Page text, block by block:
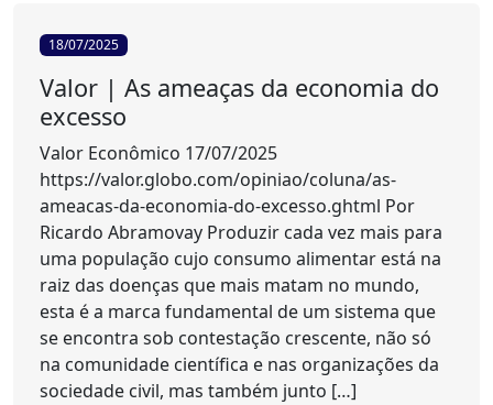
18/07/2025
Valor | As ameaças da economia do
excesso
Valor Econômico 17/07/2025
https://valor.globo.com/opiniao/coluna/as-
ameacas-da-economia-do-excesso.ghtml Por
Ricardo Abramovay Produzir cada vez mais para
uma população cujo consumo alimentar está na
raiz das doenças que mais matam no mundo,
esta é a marca fundamental de um sistema que
se encontra sob contestação crescente, não só
na comunidade científica e nas organizações da
sociedade civil, mas também junto […]